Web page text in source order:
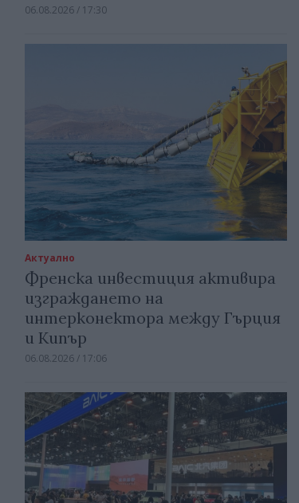
06.08.2026 / 17:30
Актуално
Френска инвестиция активира
изграждането на
интерконектора между Гърция
и Кипър
06.08.2026 / 17:06